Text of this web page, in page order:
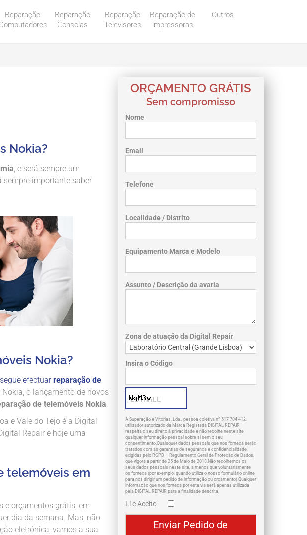
Reparação
Computadores
Reparação
Consolas
Reparação
Televisores
Reparação de
impressoras
Outros
Nokia?
, e será sempre um
sempre importante saber
Nokia?
efectuarreparação de
Nokia, o lançamento de novos
de telemóveis Nokia.
e Vale do Tejo é a Digital
Repair é hoje uma
telemóveis em
e orçamentos grátis, em
dia da semana. Mas, não
eletrónica, vamos a sua
ORÇAMENTO GRÁTIS
Sem compromisso
Nome
Email
Telefone
Localidade / Distrito
Equipamento Marca e Modelo
Assunto / Descrição da avaria
Zona de atuação da Digital Repair
Insira o Código
A Superação e Vitórias, Lda., pessoa coletiva nº 517 704 412,
utilizador autorizado da Marca Registada DIGITAL REPAIR
respeita o seu direito à privacidade e não recolhe neste site
qualquer informação pessoal sobre si sem o seu
consentimento.Quaisquer dados pessoais que nos forneça serão
tratados com as garantias de segurança e confidencialidade,
exigidas pelo RGPD – Regulamento Geral de Proteção de Dados,
que vigora a partir de 25 de Maio de 2018.Não recolhemos os
seus dados pessoais neste site, a menos que voluntariamente
os forneça (por exemplo, quando utiliza o nosso formulário online
para nos dirigir um pedido de informação ou orçamento).Qualquer
informação que nos forneça por esta via será apenas utilizada
pela DIGITAL REPAIR para a finalidade descrita.
Li e Aceito